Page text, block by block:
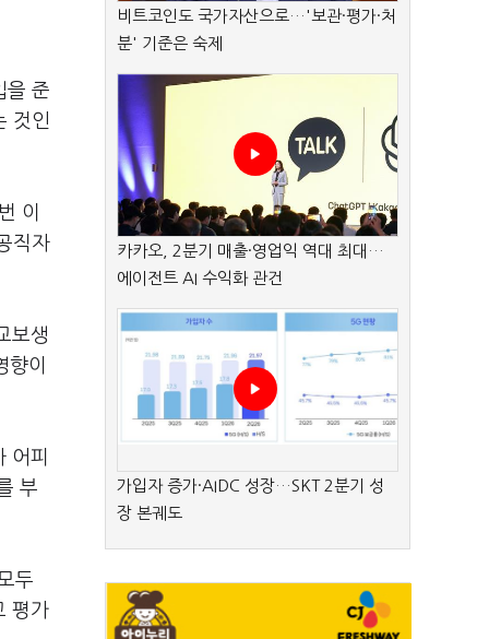
을 준
것인
이
직자
보생
이
어피
부
두
평가
비트코인도 국가자산으로…'보관·평가·처
분' 기준은 숙제
카카오, 2분기 매출·영업익 역대 최대…
에이전트 AI 수익화 관건
가입자 증가·AIDC 성장…SKT 2분기 성
장 본궤도